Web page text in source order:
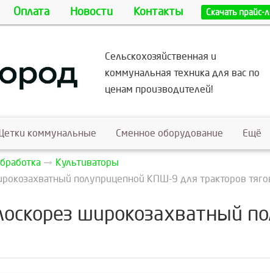
Оплата Новости Контакты Скачать прайс-
Сельскохозяйственная и
коммунальная техника для вас по
ценам производителей!
Щетки коммунальные Сменное оборудование Ещё
Культиваторы
полуприцепной КПШ-9 для тракторов
широкозахватный